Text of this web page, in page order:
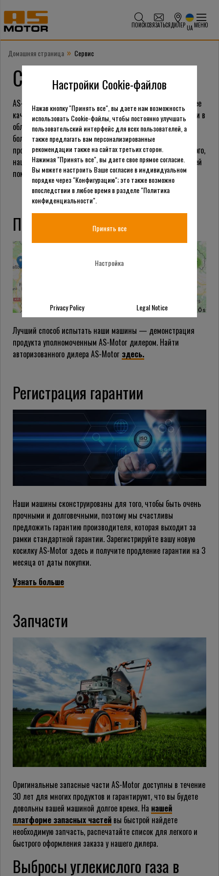
ПОИСКСВЯЗАТЬСЯДИЛЕР UA МЕНЮ
Домашняя страница » Сервис
Сервис AS-Motor
AS-Motor стремиться предоставить своим клиентам лучшее
качество, сотрудничая с квалифицированными партнерами в
области продаж и дилерскими сетями. AS-Motor проводит
более 1000 демонстраций продукции ежегодно, регулярно
проводит обучение по техподдержке и продажам. Кроме того,
наша команда техподдержки и быстрая доставка запчастей
помогут вашей косилке AS работать без перебоев.
Поиск дилеров
Лучший способ испытать наши машины — демонстрация
продукта уполномоченным AS-Motor дилером. Найти
авторизованного дилера AS-Motor здесь.
Регистрация гарантии
Наши машины сконструированы для того, чтобы быть очень
прочными и долговечными, поэтому мы счастливы
предложить гарантию производителя, которая выходит за
рамки стандартной гарантии. Зарегистрируйте вашу новую
косилку AS-Motor здесь и получите продление гарантии на 3
месяца от даты покупки.
Узнать больше
Запчасти
Оригинальные запасные части AS-Motor доступны в течение
30 лет для многих продуктов и гарантируют, что вы будете
довольны вашей машиной долгое время. На нашей
платформе запасных частей вы быстрой найдете
необходимую запчасть, распечатайте список для легкого и
быстрого оформления заказа у нашего дилера.
Выбросы углекислого газа в
Настройки Cookie-файлов
Нажав кнопку "Принять все", вы даете нам возможность
использовать Cookie-файлы, чтобы постоянно улучшать
пользовательский интерфейс для всех пользователей, а
также предлагать вам персонализированные
рекомендации также на сайтах третьих сторон.
Нажимая "Принять все", вы даете свое прямое согласие.
Вы можете настроить Ваше согласие в индивидуальном
порядке через "Конфигурацию"; это также возможно
впоследствии в любое время в разделе "Политика
конфиденциальности".
Принять все
Настройка
Privacy Policy Legal Notice